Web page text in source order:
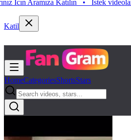
Katılın•Istek videolar ve adres
Katil
HomeCategoriesShortsStars